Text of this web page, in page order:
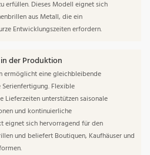
Dieses Modell eignet sich
aus Metall, die ein
Entwicklungszeiten erfordern.
der Produktion
eine gleichbleibende
Flexible
unterstützen saisonale
und kontinuierliche
eignet sich hervorragend für den
und beliefert Boutiquen, Kaufhäuser und